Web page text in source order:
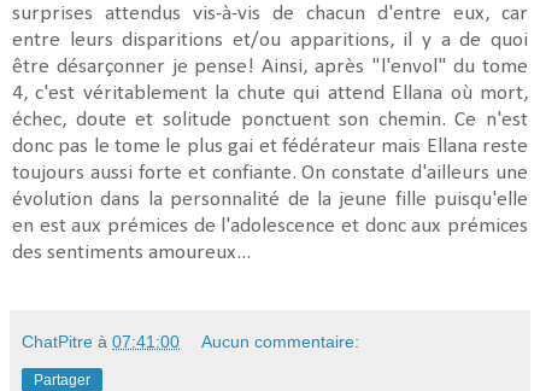
surprises attendus vis-à-vis de chacun d'entre eux, car
entre leurs disparitions et/ou apparitions, il y a de quoi
être désarçonner je pense! Ainsi, après "l'envol" du tome
4, c'est véritablement la chute qui attend Ellana où mort,
échec, doute et solitude ponctuent son chemin. Ce n'est
donc pas le tome le plus gai et fédérateur mais Ellana reste
toujours aussi forte et confiante. On constate d'ailleurs une
évolution dans la personnalité de la jeune fille puisqu'elle
en est aux prémices de l'adolescence et donc aux prémices
des sentiments amoureux...
ChatPitre à 07:41:00 Aucun commentaire:
Partager